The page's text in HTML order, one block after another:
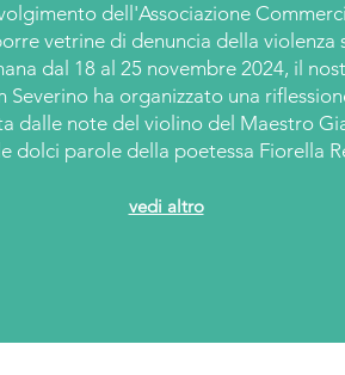
dell'Associazione
vetrine di denuncia della violenza
dal 18 al 25 novembre 2024, il
Severino ha organizzato una
dalle note del violino del Maestro
dolci parole della poetessa Fiorella
vedi altro